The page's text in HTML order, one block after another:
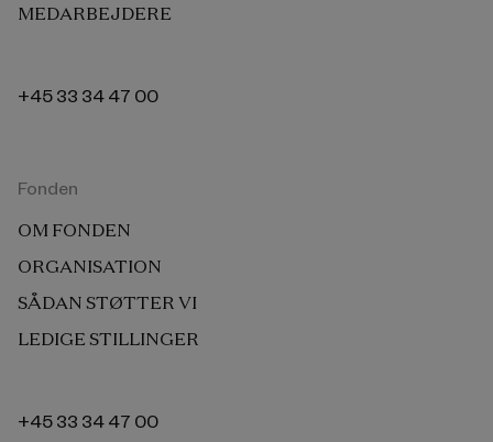
MEDARBEJDERE
+45 33 34 47 00
Fonden
OM FONDEN
ORGANISATION
SÅDAN STØTTER VI
LEDIGE STILLINGER
+45 33 34 47 00